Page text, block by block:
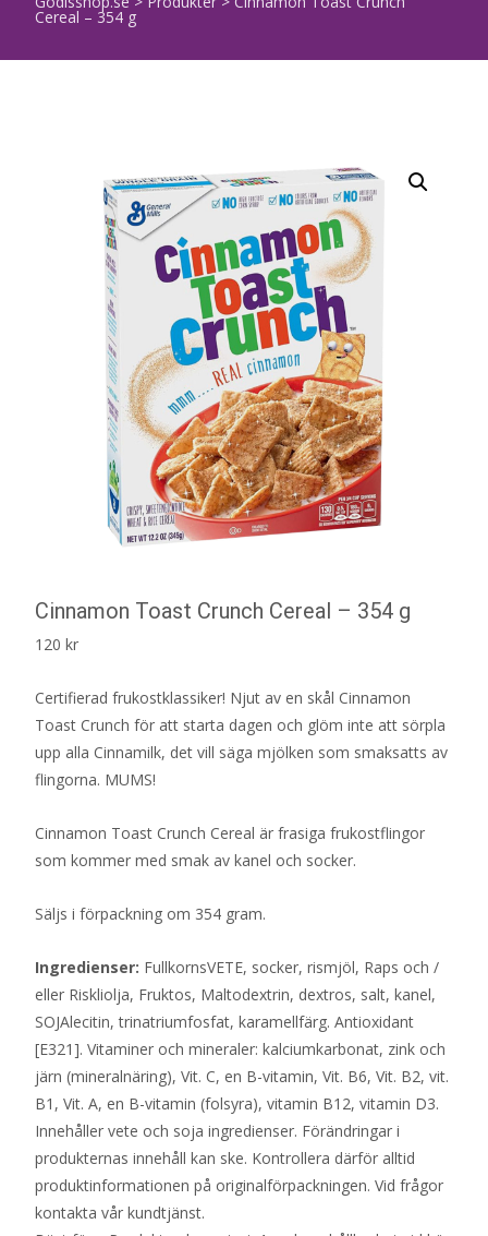
Cereal – 354 g
Cinnamon Toast Crunch Cereal – 354 g
120 kr
Certifierad frukostklassiker! Njut av en skål Cinnamon
Toast Crunch för att starta dagen och glöm inte att sörpla
upp alla Cinnamilk, det vill säga mjölken som smaksatts av
flingorna. MUMS!
Cinnamon Toast Crunch Cereal är frasiga frukostflingor
som kommer med smak av kanel och socker.
Säljs i förpackning om 354 gram.
Ingredienser: FullkornsVETE, socker, rismjöl, Raps och /
eller Riskliolja, Fruktos, Maltodextrin, dextros, salt, kanel,
SOJAlecitin, trinatriumfosfat, karamellfärg. Antioxidant
[E321]. Vitaminer och mineraler: kalciumkarbonat, zink och
järn (mineralnäring), Vit. C, en B-vitamin, Vit. B6, Vit. B2, vit.
B1, Vit. A, en B-vitamin (folsyra), vitamin B12, vitamin D3.
Innehåller vete och soja ingredienser. Förändringar i
produkternas innehåll kan ske. Kontrollera därför alltid
produktinformationen på originalförpackningen. Vid frågor
kontakta vår kundtjänst.